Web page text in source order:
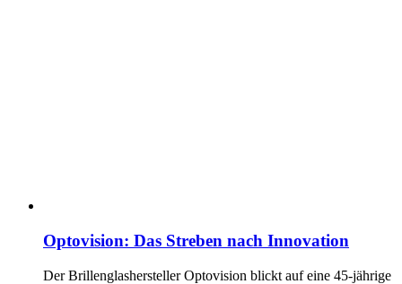
Optovision: Das Streben nach Innovation
Der Brillenglashersteller Optovision blickt auf eine 45-jährige